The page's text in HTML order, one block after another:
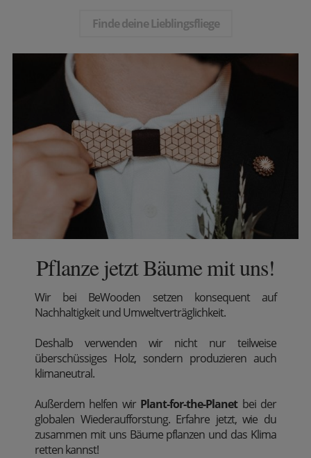
Finde deine Lieblingsfliege
Pflanze jetzt Bäume mit uns!
Wir bei BeWooden setzen konsequent auf
Nachhaltigkeit und Umweltverträglichkeit.
Deshalb verwenden wir nicht nur teilweise
überschüssiges Holz, sondern produzieren auch
klimaneutral.
Außerdem helfen wir Plant-for-the-Planetbei der
globalen Wiederaufforstung. Erfahre jetzt, wie du
zusammen mit uns Bäume pflanzen und das Klima
retten kannst!